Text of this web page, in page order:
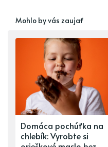
Mohlo by vás zaujať
Domáca pochúťka na
chlebík: Vyrobte si